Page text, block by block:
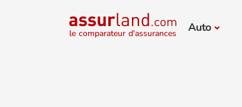
le comparateur d'assurances Auto